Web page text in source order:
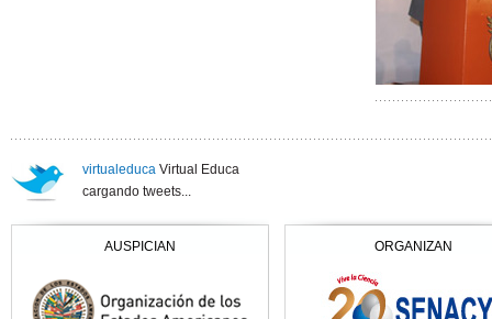
virtualeduca Virtual Educa
cargando tweets...
AUSPICIAN ORGANIZAN